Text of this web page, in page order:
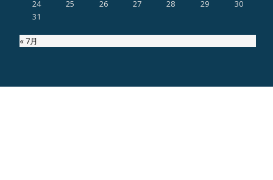
24
25 26 27 28 29
30
31
« 7月